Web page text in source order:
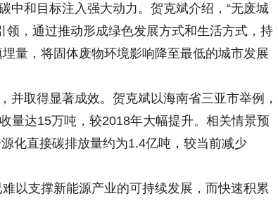
中和目标注入强大动力。贺克斌介绍，“无废城
，通过推动形成绿色发展方式和生活方式，持
量，将固体废物环境影响降至最低的城市发展
并取得显著成效。贺克斌以海南省三亚市举例，
量达15万吨，较2018年大幅提升。相关情景预
化直接碳排放量约为1.4亿吨，较当前减少
以支撑新能源产业的可持续发展，而快速积累